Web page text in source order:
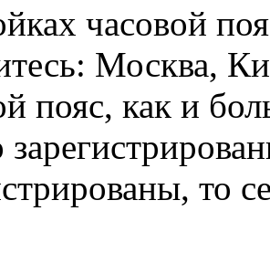
часовой
Москва,
пояс, как и
то